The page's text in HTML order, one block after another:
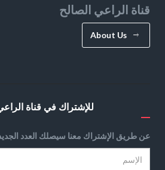
قناة الراعي الصالح
About Us
للإشتراك في قناة
عن طريق الإشتراك معنا سيصلك العدد